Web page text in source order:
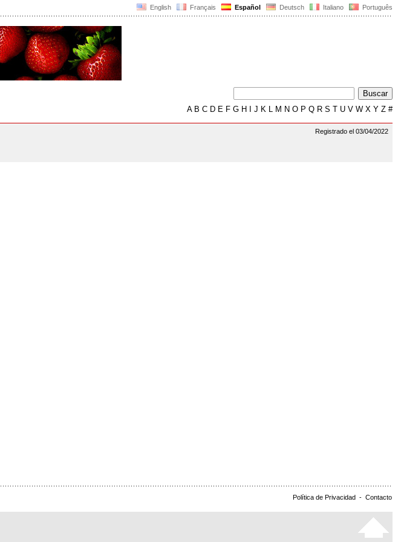
English Français Español Deutsch Italiano Português
AB C D E F G H J K L M N O P Q R S T U V W X Y Z #
Registrado el 03/04/2022
Política de Privacidad - Contacto